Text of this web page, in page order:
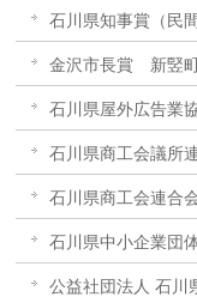
石川県知事賞（民
金沢市長賞 新竪
石川県屋外広告業
石川県商工会議所
石川県商工会連合
石川県中小企業団
公益社団法人 石